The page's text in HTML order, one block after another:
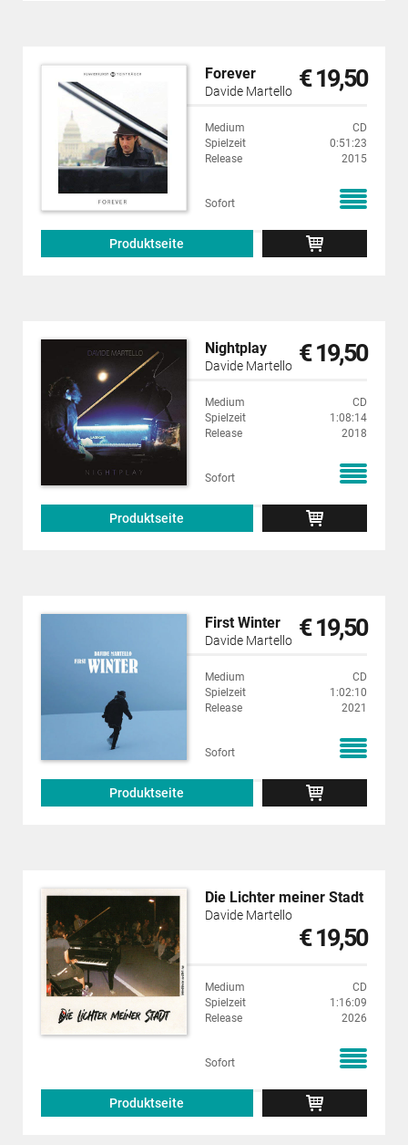
Forever
Davide Martello € 19,50
Medium
CD
Spielzeit
0:51:23
Release
2015
Sofort
Produktseite
Nightplay
Davide Martello € 19,50
Medium
CD
Spielzeit
1:08:14
Release
2018
Sofort
Produktseite
First Winter
Davide Martello € 19,50
Medium
CD
Spielzeit
1:02:10
Release
2021
Sofort
Produktseite
Die Lichter meiner Stadt
Davide Martello
€ 19,50
Medium
CD
Spielzeit
1:16:09
Release
2026
Sofort
Produktseite